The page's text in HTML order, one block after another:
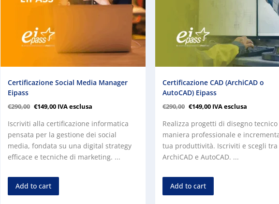
Certificazione Social Media Manager
Eipass
€290,00 €149,00IVA esclusa
Iscriviti alla certificazione informatica
pensata per la gestione dei social
media, fondata su una digital strategy
efficace e tecniche di marketing. ...
Add to cart
Certificazione CAD (ArchiCAD o
AutoCAD) Eipass
€290,00 €149,00IVA esclusa
Realizza progetti di disegno
maniera professionale e
tua produttività. Iscriviti e scegli tra
ArchiCAD e AutoCAD. ...
Add to cart